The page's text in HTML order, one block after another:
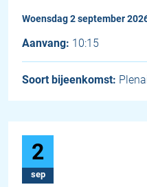
woensdag 2 september
Aanvang: 10:15
Soort bijeenkomst:
2
sep